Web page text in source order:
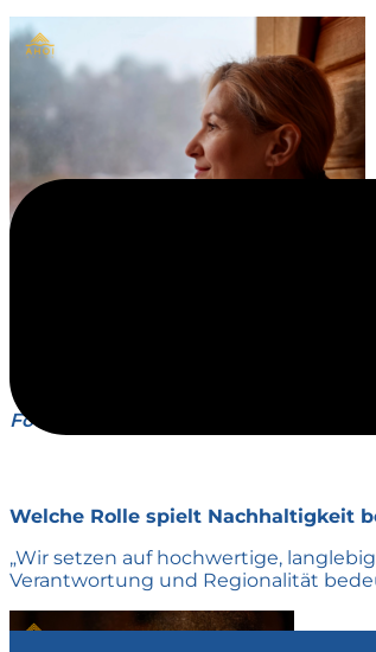
Foto: Chris Duwe
Welche Rolle spielt Nachhaltigkeit
„Wir setzen auf hochwertige,
Verantwortung und Regionalität